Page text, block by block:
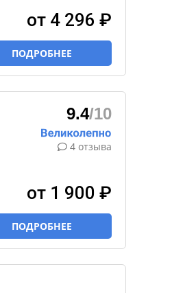
от 4 296 ₽
ПОДРОБНЕЕ
9.4/10
4 отзыва
от 1 900 ₽
ПОДРОБНЕЕ